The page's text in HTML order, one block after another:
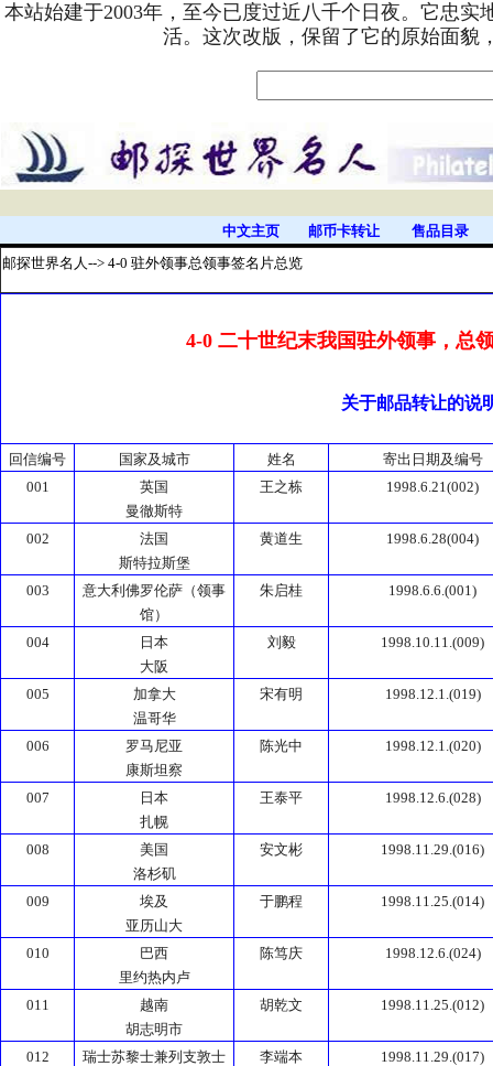
本站始建于2003年，至今已度过近八千个日夜。它忠
活。这次改版，保留了它的原始面貌
中文主页 邮币卡转让
售品目录
邮探世界名人--> 4-0 驻外领事总领事签名片总览
4-0 二十世纪末我国驻外领事，总
关于邮品转让的说
回信编号 国家及城市 姓名
寄出日期及编号
001
英国
曼徹斯特
王之栋 1998.6.21(002)
002
法国
斯特拉斯堡
黄道生 1998.6.28(004)
003
意大利佛罗伦萨（领事
馆）
朱启桂 1998.6.6.(001)
004
日本
大阪
刘毅 1998.10.11.(009)
005
加拿大
温哥华
宋有明 1998.12.1.(019)
006
罗马尼亚
康斯坦察
陈光中 1998.12.1.(020)
007
日本
扎幌
王泰平 1998.12.6.(028)
008
美国
洛杉矶
安文彬 1998.11.29.(016)
009
埃及
亚历山大
于鹏程 1998.11.25.(014)
010
巴西
里约热内卢
陈笃庆 1998.12.6.(024)
011
越南
胡志明市
胡乾文 1998.11.25.(012)
012
瑞士苏黎士兼列支敦士
李端本 1998.11.29.(017)